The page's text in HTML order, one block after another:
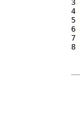
3
4
5
6
7
8